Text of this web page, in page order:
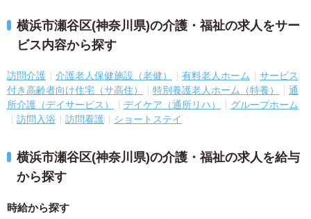
横浜市瀬谷区(神奈川県)の介護・福祉の求人をサー
ビス内容から探す
訪問介護 介護老人保健施設（老健） 有料老人ホーム
サービス
付き高齢者向け住宅（サ高住）
特別養護老人ホーム（特養）
通
所介護（デイサービス）
デイケア（通所リハ）
グループホーム
訪問入浴
訪問看護 ショートステイ
横浜市瀬谷区(神奈川県)の介護・福祉の求人を給与
から探す
時給から探す